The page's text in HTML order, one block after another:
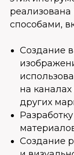
способами,
Создание
на
других
Создание